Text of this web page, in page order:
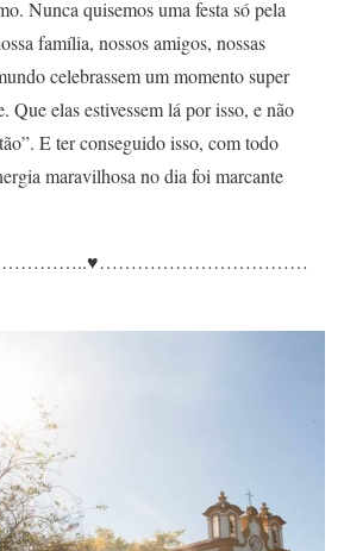
Nunca quisemos uma festa só pela
família, nossos amigos, nossas
celebrassem um momento super
Que elas estivessem lá por isso, e não
E ter conseguido isso, com todo
maravilhosa no dia foi marcante
♥……………………………